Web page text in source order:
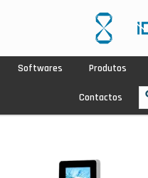
Softwares Produtos
Contactos